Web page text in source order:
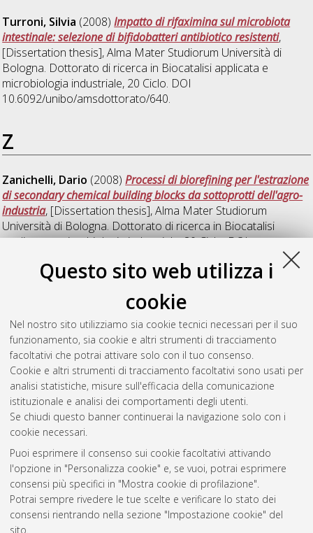
Questo sito web utilizza i
cookie
Nel nostro sito utilizziamo sia cookie tecnici necessari per il suo
funzionamento, sia cookie e altri strumenti di tracciamento
facoltativi che potrai attivare solo con il tuo consenso.
Cookie e altri strumenti di tracciamento facoltativi sono usati per
analisi statistiche, misure sull'efficacia della comunicazione
istituzionale e analisi dei comportamenti degli utenti.
Se chiudi questo banner continuerai la navigazione solo con i
cookie necessari.
Puoi esprimere il consenso sui cookie facoltativi attivando
l'opzione in "Personalizza cookie" e, se vuoi, potrai esprimere
consensi più specifici in "Mostra cookie di profilazione".
Potrai sempre rivedere le tue scelte e verificare lo stato dei
consensi rientrando nella sezione "Impostazione cookie" del
sito.
Turroni, Silvia (2008)Impatto di rifaximina sul microbiota
intestinale: selezione di bifidobatteri antibiotico resistenti,
[Dissertation thesis], Alma Mater Studiorum Università di
Bologna. Dottorato di ricerca in Biocatalisi applicata e
microbiologia industriale, 20 Ciclo. DOI
10.6092/unibo/amsdottorato/640.
Z
Zanichelli, Dario (2008)Processi di biorefining per l'estrazione
di secondary chemical building blocks da sottoprotti dell'agro-
industria, [Dissertation thesis], Alma Mater Studiorum
Università di Bologna. Dottorato di ricerca in Biocatalisi
applicata e microbiologia industriale, 20 Ciclo. DOI
Zanoni, Simona(2008) Metabolismo di oligosaccaridi
prebiotici in Bifidobacterium per il potenziale sviluppo di nuovi
prodotti alimentari funzionali , [Dissertation thesis], Alma
Mater Studiorum Università di Bologna. Dottorato di ricerca in
Biocatalisi applicata e microbiologia industriale, 20 Ciclo. DOI
10.6092/unibo/amsdottorato/642.
Questa lista e' stata generata ilFri Aug 7 20:50:01 2026 CEST
Atom
Rss 1.0
Rss 2.0